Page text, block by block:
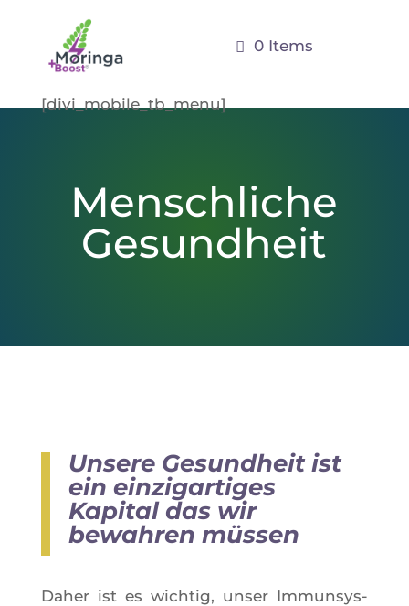
0 Items
[divi_mobile_tb_menu]
Menschliche
Gesundheit
Unsere Gesundheit ist
ein einzigartiges
Kapital das wir
bewahren müssen
Daher ist es wich­tig, unser Immun­sys­